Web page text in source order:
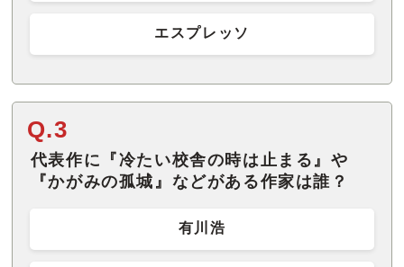
エスプレッソ
Q.3
代表作に『冷たい校舎の時は止まる』や
『かがみの孤城』などがある作家は誰？
有川浩